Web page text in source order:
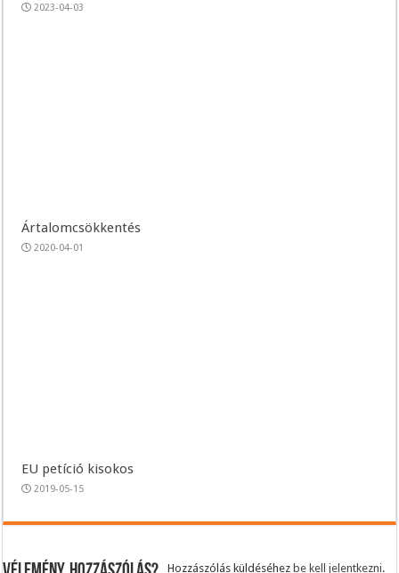
2023-04-03
Ártalomcsökkentés
2020-04-01
EU petíció kisokos
2019-05-15
Hozzászólás küldéséhez be kell jelentkezni.